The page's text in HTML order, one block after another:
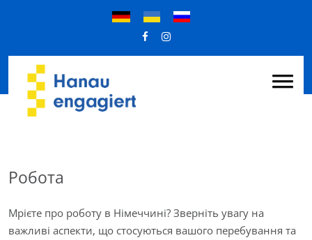
Робота
Мрієте про роботу в Німеччині? Зверніть увагу на
важливі аспекти, що стосуються вашого перебування та